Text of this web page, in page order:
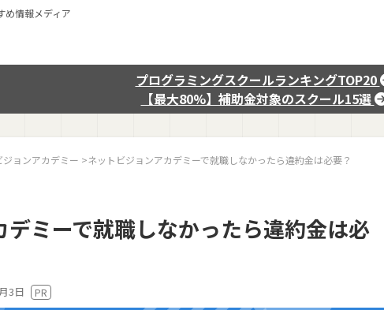
め情報メディア
プログラミングスクールランキングTOP20
【最大80%】補助金対象のスクール15選
ジョンアカデミー >ネットビジョンアカデミーで就職しなかったら違約金は必要？
ミーで就職しなかったら違約金は必
3日